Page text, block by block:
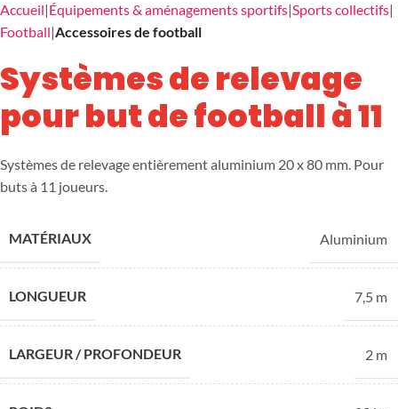
Accueil Équipements & aménagements sportifs Sports collectifs
Football Accessoires de football
Systèmes de relevage
pour but de football à 11
Systèmes de relevage entièrement aluminium 20 x 80 mm. Pour
buts à 11 joueurs.
MATÉRIAUX Aluminium
LONGUEUR 7,5 m
LARGEUR / PROFONDEUR 2 m